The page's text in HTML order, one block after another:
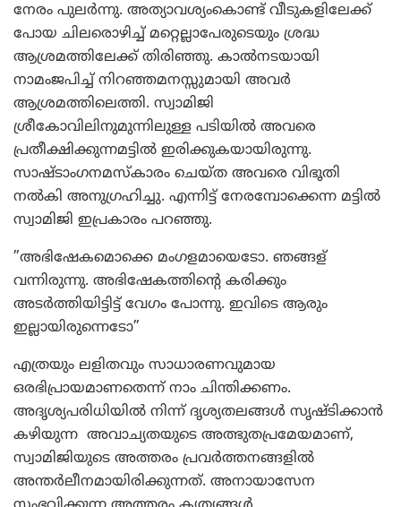
നേരം പുലര്‍ന്നു. അത്യാവശ്യംകൊണ്ട് വീടുകളിലേക്ക്
പോയ ചിലരൊഴിച്ച് മറ്റെല്ലാപേരുടെയും ശ്രദ്ധ
ആശ്രമത്തിലേക്ക് തിരിഞ്ഞു. കാല്‍നടയായി
നാമംജപിച്ച് നിറഞ്ഞമനസ്സുമായി അവര്‍
ആശ്രമത്തിലെത്തി. സ്വാമിജി
ശ്രീകോവിലിനുമുന്നിലുള്ള പടിയില്‍ അവരെ
പ്രതീക്ഷിക്കുന്നമട്ടില്‍ ഇരിക്കുകയായിരുന്നു.
സാഷ്ടാംഗനമസ്‌കാരം ചെയ്ത അവരെ വിഭൂതി
നല്‍കി അനുഗ്രഹിച്ചു. എന്നിട്ട് നേരമ്പോക്കെന്ന മട്ടില്‍
സ്വാമിജി ഇപ്രകാരം പറഞ്ഞു.
”അഭിഷേകമൊക്കെ മംഗളമായെടോ. ഞങ്ങള്
വന്നിരുന്നു. അഭിഷേകത്തിന്റെ കരിക്കും
അടര്‍ത്തിയിട്ടിട്ട് വേഗം പോന്നു. ഇവിടെ ആരും
ഇല്ലായിരുന്നെടോ”
എത്രയും ലളിതവും സാധാരണവുമായ
ഒരഭിപ്രായമാണതെന്ന് നാം ചിന്തിക്കണം.
അദൃശ്യപരിധിയില്‍ നിന്ന് ദൃശ്യതലങ്ങള്‍ സൃഷ്ടിക്കാന്‍
കഴിയുന്ന അവാച്യതയുടെ അത്ഭുതപ്രമേയമാണ്,
സ്വാമിജിയുടെ അത്തരം പ്രവര്‍ത്തനങ്ങളില്‍
അന്തര്‍ലീനമായിരിക്കുന്നത്. അനായാസേന